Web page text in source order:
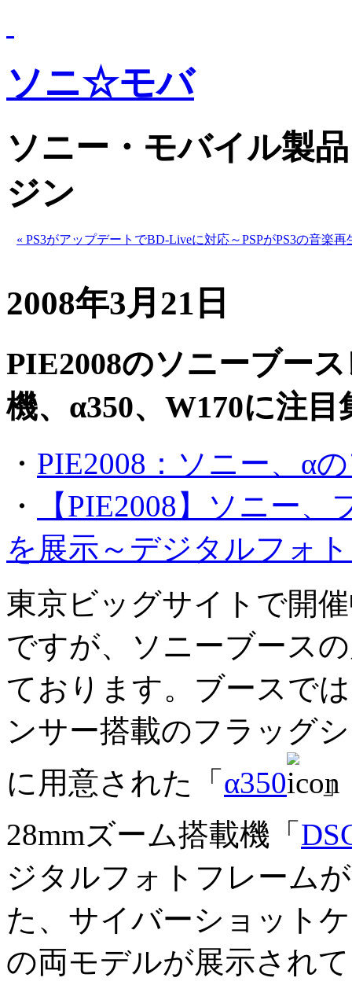
ソニ☆モバ
ソニー・モバイル製
ジン
« PS3がアップデートでBD-Liveに対応～PSPがPS3の音楽
2008年3月21日
PIE2008のソニーブー
機、α350、W170に注目
・ PIE2008：ソニー、α
・
【PIE2008】ソニー
を展示～デジタルフォ
東京ビッグサイトで開
ですが、ソニーブース
ております。ブースで
ンサー搭載のフラッグ
に用意された「 α350
28mmズーム搭載機「
ジタルフォトフレーム
た、サイバーショット
の両モデルが展示され